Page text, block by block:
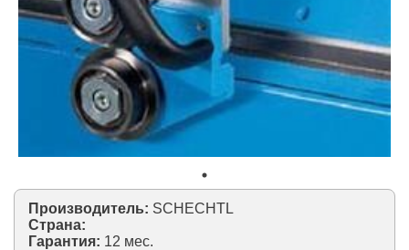
Производитель: SCHECHTL
Страна:
Гарантия: 12 мес.